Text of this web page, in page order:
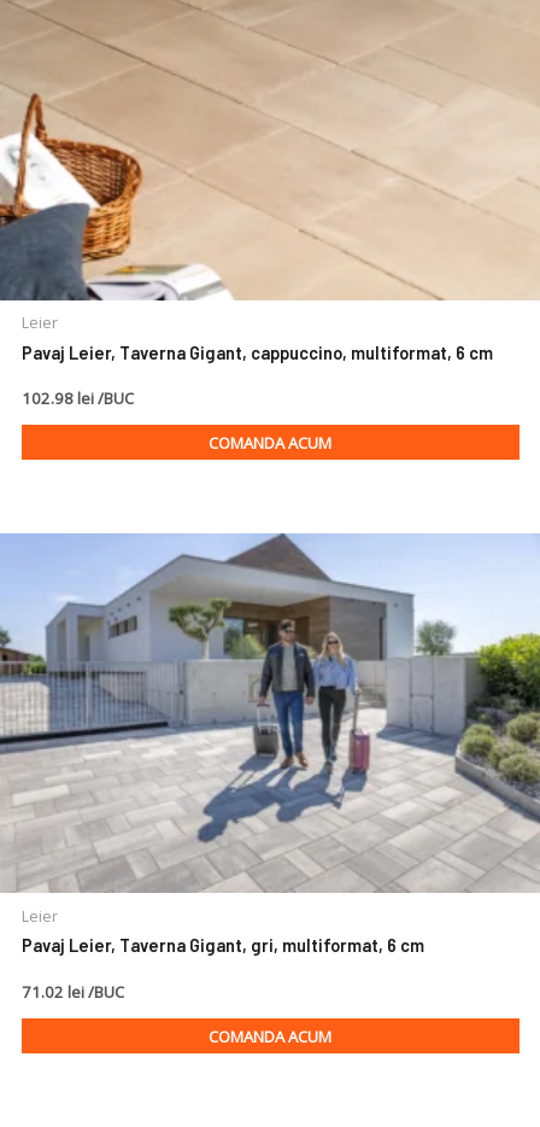
Leier
Pavaj Leier, Taverna Gigant, cappuccino, multiformat, 6 cm
102.98 lei /BUC
COMANDA ACUM
Leier
Pavaj Leier, Taverna Gigant, gri, multiformat, 6 cm
71.02 lei /BUC
COMANDA ACUM